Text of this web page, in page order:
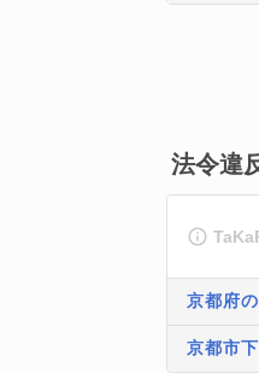
法令違
京都府
京都市